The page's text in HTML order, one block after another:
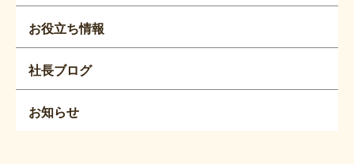
お役立ち情報
社長ブログ
お知らせ